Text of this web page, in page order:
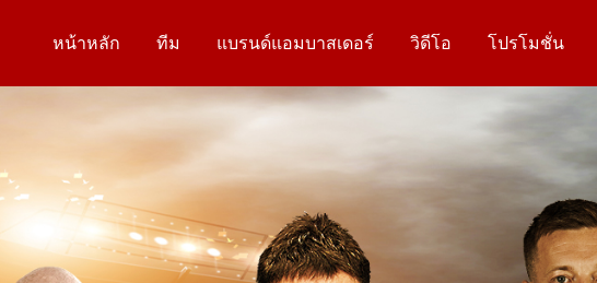
หน้าหลัก ทีม แบรนด์แอมบาสเดอร์ วิดีโอ โปรโมชั่น